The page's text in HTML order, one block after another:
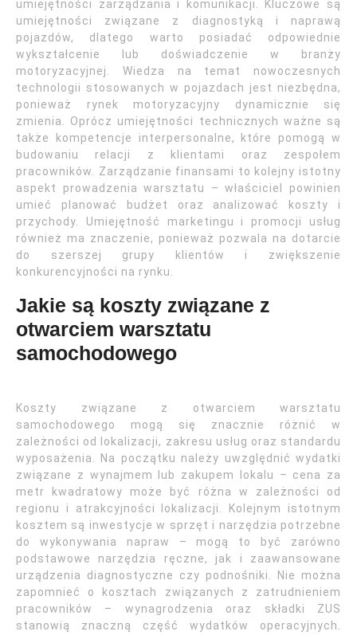
umiejętności zarządzania i komunikacji. Kluczowe są
umiejętności związane z diagnostyką i naprawą
pojazdów, dlatego warto posiadać odpowiednie
wykształcenie lub doświadczenie w branży
motoryzacyjnej. Wiedza na temat nowoczesnych
technologii stosowanych w pojazdach jest niezbędna,
ponieważ rynek motoryzacyjny dynamicznie się
zmienia. Oprócz umiejętności technicznych ważne są
także kompetencje interpersonalne, które pomogą w
budowaniu relacji z klientami oraz zespołem
pracowników. Zarządzanie finansami to kolejny istotny
aspekt prowadzenia warsztatu – właściciel powinien
umieć planować budżet oraz analizować koszty i
przychody. Umiejętność marketingu i promocji usług
również ma znaczenie, ponieważ pozwala na dotarcie
do szerszej grupy klientów i zwiększenie
konkurencyjności na rynku.
Jakie są koszty związane z
otwarciem warsztatu
samochodowego
Koszty związane z otwarciem warsztatu
samochodowego mogą się znacznie różnić w
zależności od lokalizacji, zakresu usług oraz standardu
wyposażenia. Na początku należy uwzględnić wydatki
związane z wynajmem lub zakupem lokalu – cena za
metr kwadratowy może być różna w zależności od
regionu i atrakcyjności lokalizacji. Kolejnym istotnym
kosztem są inwestycje w sprzęt i narzędzia potrzebne
do wykonywania napraw – mogą to być zarówno
podstawowe narzędzia ręczne, jak i zaawansowane
urządzenia diagnostyczne czy podnośniki. Nie można
zapomnieć o kosztach związanych z zatrudnieniem
pracowników – wynagrodzenia oraz składki ZUS
stanowią znaczną część wydatków operacyjnych.